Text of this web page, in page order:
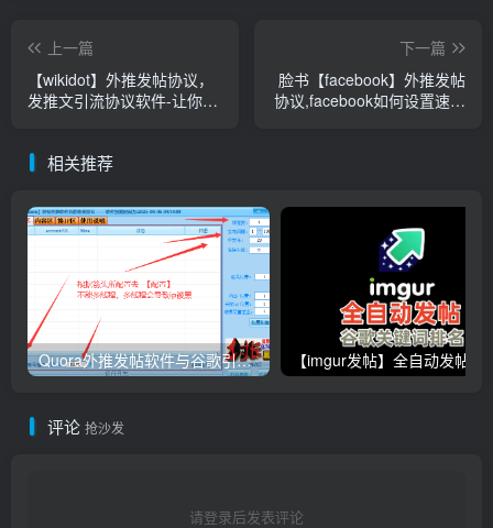
上一篇
【wikidot】外推发帖协议，
发推文引流协议软件-让你的
下一篇
脸书【facebook】外推发帖
协议,facebook如何设置速推
相关推荐
Quora外推发帖软件与谷歌引流协议软件，推广_营销软件
评论 抢沙发
请登录后发表评论